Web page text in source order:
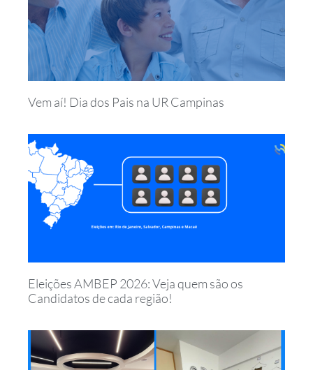
Vem aí! Dia dos Pais na UR Campinas
Eleições AMBEP 2026: Veja quem são os
Candidatos de cada região!